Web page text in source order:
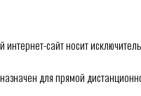
интернет-сайт носит
для прямой